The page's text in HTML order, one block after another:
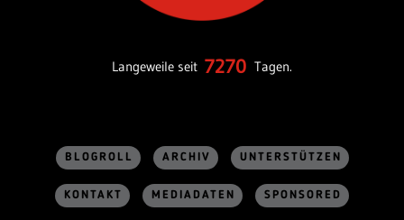
Langeweile seit 7270 Tagen.
BLOGROLL ARCHIV UNTERSTÜTZEN
KONTAKT MEDIADATEN SPONSORED